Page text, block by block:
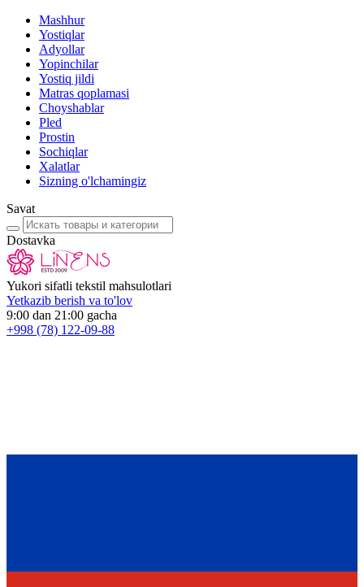
Mashhur
Yostiqlar
Adyollar
Yopinchilar
Yostiq jildi
Matras qoplamasi
Choyshablar
Pled
Prostin
Sochiqlar
Xalatlar
Sizning o'lchamingiz
Savat
Dostavka
Yukori sifatli tekstil mahsulotlari
Yetkazib berish va to'lov
9:00 dan 21:00 gacha
+998 (78) 122-09-88